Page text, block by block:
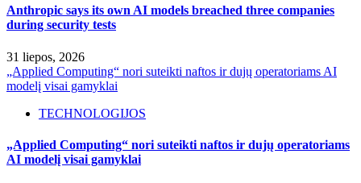
Anthropic says its own AI models breached three companies
during security tests
31 liepos, 2026
„Applied Computing“ nori suteikti naftos ir dujų operatoriams AI
modelį visai gamyklai
TECHNOLOGIJOS
„Applied Computing“ nori suteikti naftos ir dujų operatoriams
AI modelį visai gamyklai